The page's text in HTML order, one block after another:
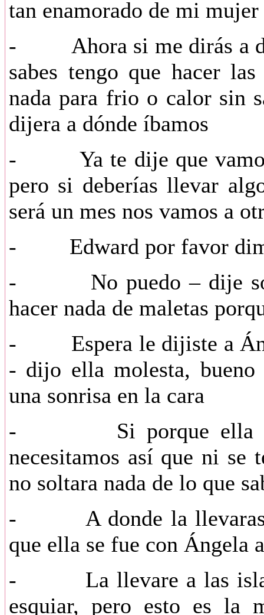
tan enamorado de mi mujer
- Ahora si me dirás a
sabes tengo que hacer
nada para frio o calor sin
dijera a dónde íbamos
- Ya te dije que vamos
pero si deberías llevar
será un mes nos vamos a
- Edward por favor
- No puedo – dije
hacer nada de maletas
- Espera le dijiste a
- dijo ella molesta, bueno
una sonrisa en la cara
- Si porque ella hizo
necesitamos así que ni se
no soltara nada de lo que
- A donde la llevaras-
que ella se fue con Ángela
- La llevare a las islas
esquiar, pero esto es la